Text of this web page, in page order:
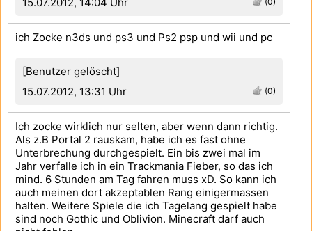
[Benutzer gelöscht]
15.07.2012, 13:31 Uhr
(0)
ich Zocke n3ds und ps3 und Ps2 psp und wii und pc
Ich zocke wirklich nur selten, aber wenn dann richtig.
Als z.B Portal 2 rauskam, habe ich es fast ohne
Unterbrechung durchgespielt. Ein bis zwei mal im
Jahr verfalle ich in ein Trackmania Fieber, so das ich
mind. 6 Stunden am Tag fahren muss xD. So kann ich
auch meinen dort akzeptablen Rang einigermassen
halten. Weitere Spiele die ich Tagelang gespielt habe
sind noch Gothic und Oblivion. Minecraft darf auch